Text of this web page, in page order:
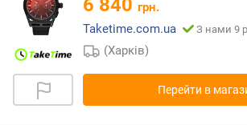
6 840 грн.
Taketime.com.ua
З нами 9
(Харків)
Перейти в